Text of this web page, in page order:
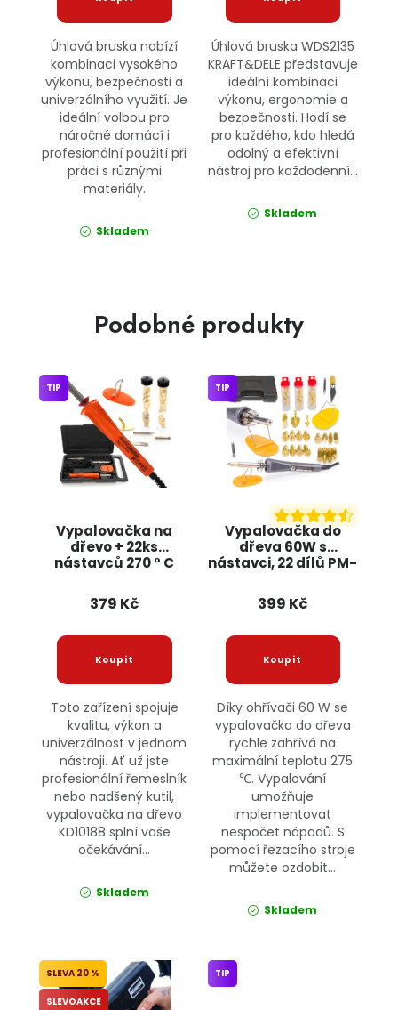
Úhlová bruska nabízí
kombinaci vysokého
výkonu, bezpečnosti a
univerzálního využití. Je
ideální volbou pro
náročné domácí i
profesionální použití při
práci s různými
materiály.
Skladem
Úhlová bruska WDS2135
KRAFT&DELE představuje
ideální kombinaci
výkonu, ergonomie a
bezpečnosti. Hodí se
pro každého, kdo hledá
odolný a efektivní
nástroj pro každodenní...
Skladem
Podobné produkty
Vypalovačka na
dřevo + 22ks
nástavců 270 ° C
TIP
379 Kč
Toto zařízení spojuje
kvalitu, výkon a
univerzálnost v jednom
nástroji. Ať už jste
profesionální řemeslník
nebo nadšený kutil,
vypalovačka na dřevo
KD10188 splní vaše
očekávání...
Skladem
Vypalovačka do
dřeva 60W s
nástavci, 22 dílů PM-
TIP
399 Kč
Díky ohřívači 60 W se
vypalovačka do dřeva
rychle zahřívá na
maximální teplotu 275
℃. Vypalování
umožňuje
implementovat
nespočet nápadů. S
pomocí řezacího stroje
můžete ozdobit...
Skladem
20 %
SLEVOAKCE
TIP